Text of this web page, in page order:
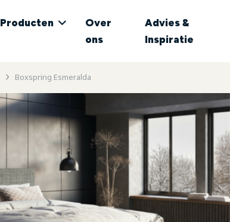
Producten
Over
ons
Advies &
Inspiratie
Boxspring Esmeralda